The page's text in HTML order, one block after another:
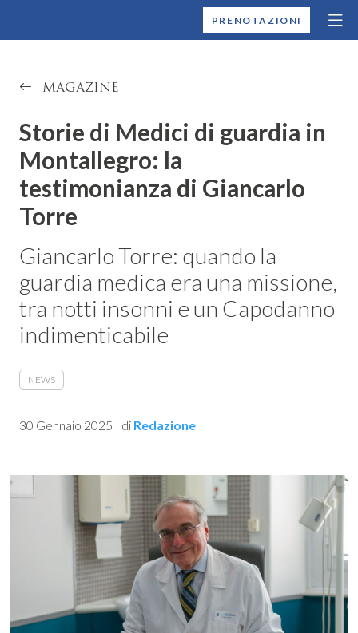
MONTALLEGROPRENOTAZIONI
MAGAZINE
Storie di Medici di guardia in
Montallegro: la
testimonianza di Giancarlo
Torre
Giancarlo Torre: quando la
guardia medica era una missione,
tra notti insonni e un Capodanno
indimenticabile
NEWS
30 Gennaio 2025 | di Redazione